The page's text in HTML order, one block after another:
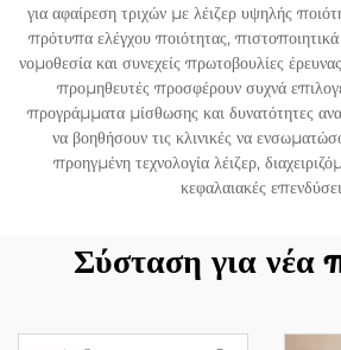
για αφαίρεση τριχών με λέιζερ υψηλής
πρότυπα ελέγχου ποιότητας,
νομοθεσία και συνεχείς πρωτοβουλίες
προμηθευτές προσφέρουν συχνά
προγράμματα μίσθωσης και δυνατότητες
να βοηθήσουν τις κλινικές να
προηγμένη τεχνολογία λέιζερ,
κεφαλαιακές
Σύσταση για νέα